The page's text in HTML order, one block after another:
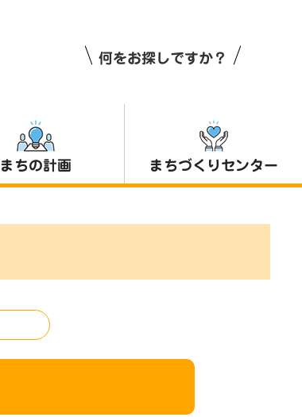
何をお探しですか？
まちの計画 まちづくりセンター